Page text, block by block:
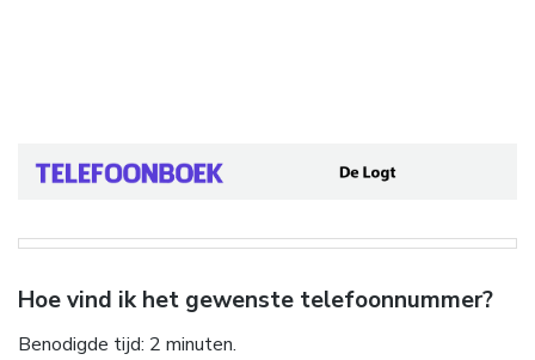
Hoe vind ik het gewenste telefoonnummer?
Benodigde tijd: 2 minuten.